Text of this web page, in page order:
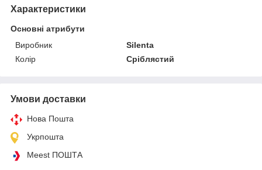
Характеристики
Основні атрибути
Виробник
Silenta
Колір
Сріблястий
Умови доставки
Нова Пошта
Укрпошта
Meest ПОШТА